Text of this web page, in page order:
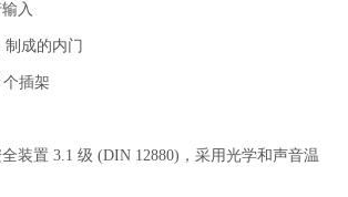
入
制成的内门
插架
装置 3.1 级 (DIN 12880)，采用光学和声音温